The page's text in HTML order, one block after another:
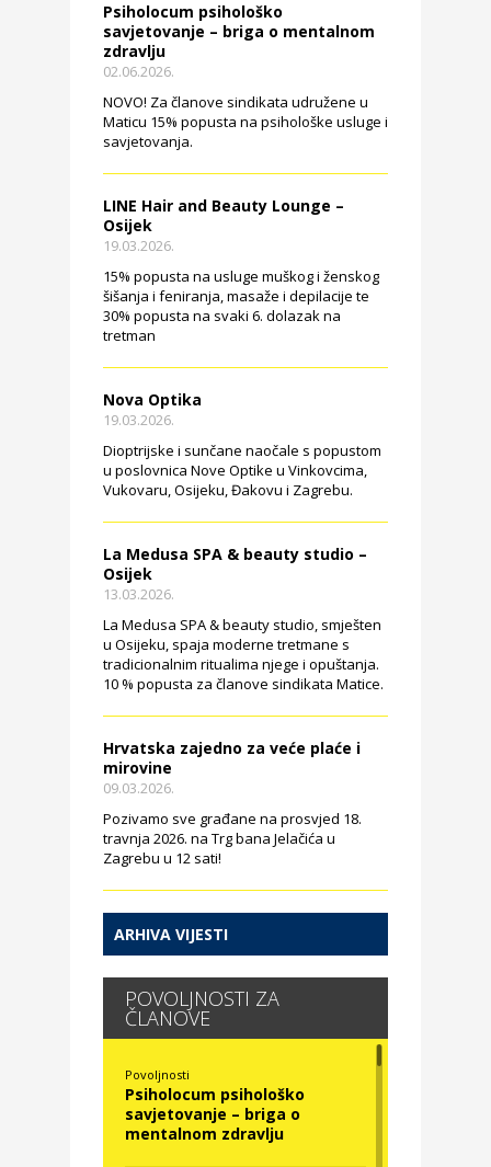
Psiholocum psihološko
savjetovanje – briga o mentalnom
zdravlju
02.06.2026.
NOVO! Za članove sindikata udružene u
Maticu 15% popusta na psihološke usluge i
savjetovanja.
LINE Hair and Beauty Lounge –
Osijek
19.03.2026.
15% popusta na usluge muškog i ženskog
šišanja i feniranja, masaže i depilacije te
30% popusta na svaki 6. dolazak na
tretman
Nova Optika
19.03.2026.
Dioptrijske i sunčane naočale s popustom
u poslovnica Nove Optike u Vinkovcima,
Vukovaru, Osijeku, Đakovu i Zagrebu.
La Medusa SPA & beauty studio –
Osijek
13.03.2026.
La Medusa SPA & beauty studio, smješten
u Osijeku, spaja moderne tretmane s
tradicionalnim ritualima njege i opuštanja.
10 % popusta za članove sindikata Matice.
Hrvatska zajedno za veće plaće i
mirovine
09.03.2026.
Pozivamo sve građane na prosvjed 18.
travnja 2026. na Trg bana Jelačića u
Zagrebu u 12 sati!
ARHIVA VIJESTI
POVOLJNOSTI ZA
ČLANOVE
Povoljnosti
Psiholocum psihološko
savjetovanje – briga o
mentalnom zdravlju